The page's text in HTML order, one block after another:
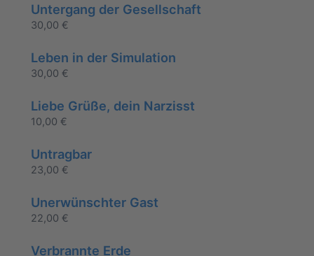
Untergang der Gesellschaft
30,00 €
Leben in der Simulation
30,00 €
Liebe Grüße, dein Narzisst
10,00 €
Untragbar
23,00 €
Unerwünschter Gast
22,00 €
Verbrannte Erde